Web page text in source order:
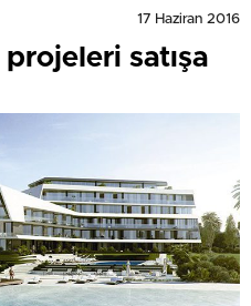
17 Haziran 2016
projeleri satışa